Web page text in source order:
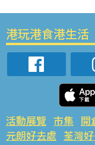
港玩港食港生活
活動展覽 市集 開
元朗好去處 荃灣